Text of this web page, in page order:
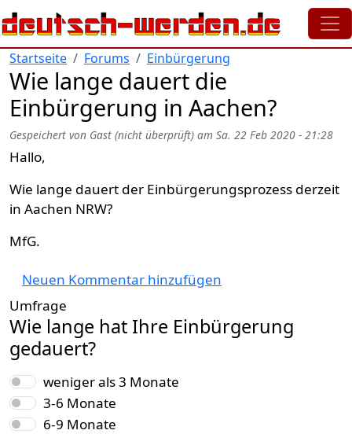
Direkt zum Inhalt
Startseite Forums Einbürgerung
Wie lange dauert die
Einbürgerung in Aachen?
Gespeichert von Gast (nicht überprüft) am Sa. 22 Feb 2020 - 21:28
Hallo,
Wie lange dauert der Einbürgerungsprozess derzeit
in Aachen NRW?
MfG.
Neuen Kommentar hinzufügen
Umfrage
Wie lange hat Ihre Einbürgerung
gedauert?
Auswahlmöglichkeiten
weniger als 3 Monate
3-6 Monate
6-9 Monate